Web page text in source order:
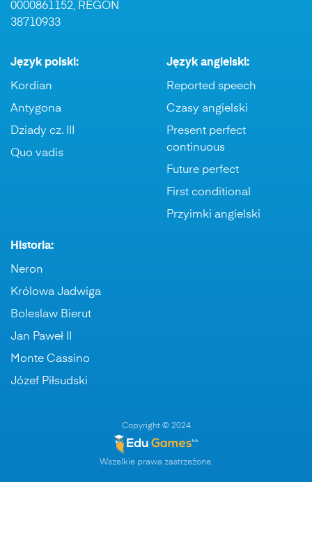
0000861152, REGON
38710933
Język polski:
Kordian
Antygona
Dziady cz. III
Quo vadis
Język angielski:
Reported speech
Czasy angielski
Present perfect
continuous
Future perfect
First conditional
Przyimki angielski
Historia:
Neron
Królowa Jadwiga
Boleslaw Bierut
Jan Paweł II
Monte Cassino
Józef Piłsudski
Copyright © 2024
Wszelkie prawa zastrzeżone.